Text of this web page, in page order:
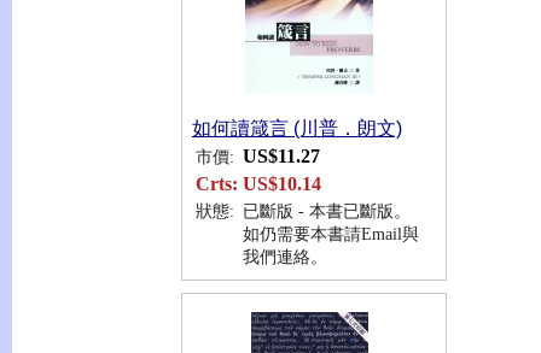
如何讀箴言 (川普．朗文)
市價: US$11.27
Crts: US$10.14
狀態: 已斷版 - 本書已斷版。
如仍需要本書請Email與
我們連絡。